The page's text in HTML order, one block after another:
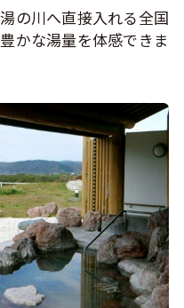
の川へ直接入れる全国
かな湯量を体感できま